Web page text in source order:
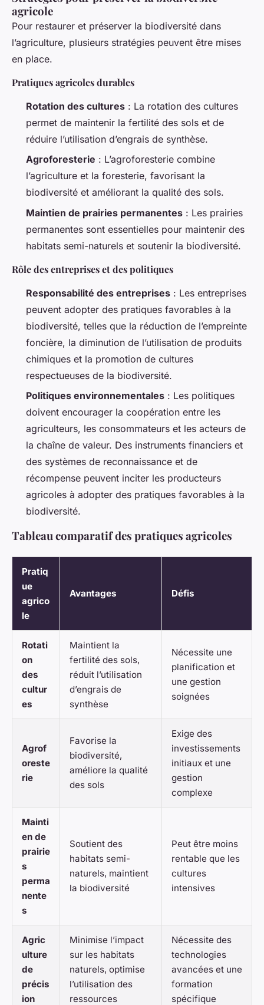
agricole
Pour restaurer et préserver la biodiversité dans
l’agriculture, plusieurs stratégies peuvent être mises
en place.
Pratiques agricoles durables
Rotation des cultures : La rotation des cultures
permet de maintenir la fertilité des sols et de
réduire l’utilisation d’engrais de synthèse.
Agroforesterie : L’agroforesterie combine
l’agriculture et la foresterie, favorisant la
biodiversité et améliorant la qualité des sols.
Maintien de prairies permanentes : Les prairies
permanentes sont essentielles pour maintenir des
habitats semi-naturels et soutenir la biodiversité.
Rôle des entreprises et des politiques
Responsabilité des entreprises : Les entreprises
peuvent adopter des pratiques favorables à la
biodiversité, telles que la réduction de l’empreinte
foncière, la diminution de l’utilisation de produits
chimiques et la promotion de cultures
respectueuses de la biodiversité.
Politiques environnementales : Les politiques
doivent encourager la coopération entre les
agriculteurs, les consommateurs et les acteurs de
la chaîne de valeur. Des instruments financiers et
des systèmes de reconnaissance et de
récompense peuvent inciter les producteurs
agricoles à adopter des pratiques favorables à la
biodiversité.
Tableau comparatif des pratiques agricoles
Pratiq
ue
agrico
le
Avantages Défis
Rotati
on
des
cultur
es
Maintient la
fertilité des sols,
réduit l’utilisation
d’engrais de
synthèse
Nécessite une
planification et
une gestion
soignées
Agrof
oreste
rie
Favorise la
biodiversité,
améliore la qualité
des sols
Exige des
investissements
initiaux et une
gestion
complexe
Mainti
en de
prairie
s
perma
nente
s
Soutient des
habitats semi-
naturels, maintient
la biodiversité
Peut être moins
rentable que les
cultures
intensives
Agric
ulture
de
précis
ion
Minimise l’impact
sur les habitats
naturels, optimise
l’utilisation des
ressources
Nécessite des
technologies
avancées et une
formation
spécifique